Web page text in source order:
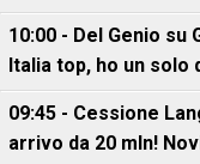
10:00 - Del Genio su
Italia top, ho un solo
09:45 - Cessione
arrivo da 20 mln!